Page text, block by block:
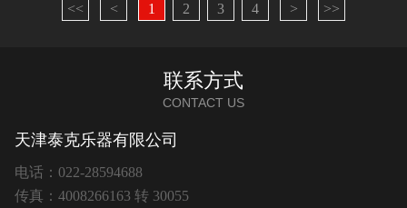
<< < 1 2 3 4 > >>
联系方式
CONTACT US
天津泰克乐器有限公司
电话：022-28594688
传真：4008266163 转 30055